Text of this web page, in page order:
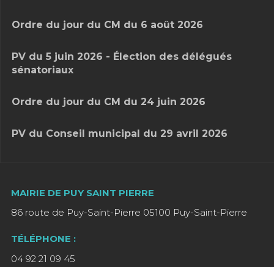
Ordre du jour du CM du 6 août 2026
PV du 5 juin 2026 - Élection des délégués
sénatoriaux
Ordre du jour du CM du 24 juin 2026
PV du Conseil municipal du 29 avril 2026
MAIRIE DE PUY SAINT PIERRE
86 route de Puy-Saint-Pierre 05100 Puy-Saint-Pierre
TÉLÉPHONE :
04 92 21 09 45